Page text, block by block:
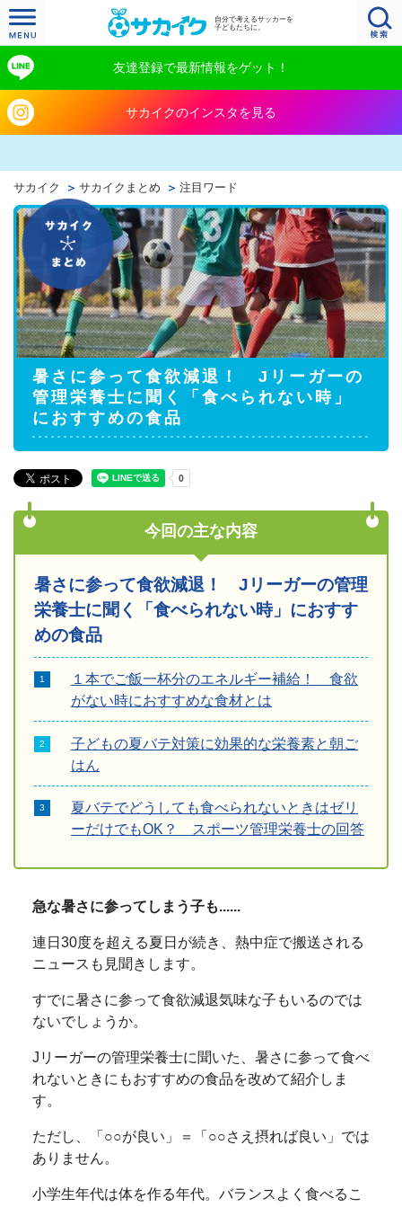
自分で考えるサッカーを
子どもたちに。
友達登録で最新情報をゲット！
サカイクのインスタを見る
サカイク サカイクまとめ 注目ワード
暑さに参って食欲減退！ Jリーガーの
管理栄養士に聞く「食べられない時」
におすすめの食品
今回の主な内容
暑さに参って食欲減退！ Jリーガーの管理
栄養士に聞く「食べられない時」におすす
めの食品
１本でご飯一杯分のエネルギー補給！ 食欲
がない時におすすめな食材とは
子どもの夏バテ対策に効果的な栄養素と朝ご
はん
夏バテでどうしても食べられないときはゼリ
ーだけでもOK？ スポーツ管理栄養士の回答
急な暑さに参ってしまう子も......
連日30度を超える夏日が続き、熱中症で搬送される
ニュースも見聞きします。
すでに暑さに参って食欲減退気味な子もいるのでは
ないでしょうか。
Jリーガーの管理栄養士に聞いた、暑さに参って食べ
れないときにもおすすめの食品を改めて紹介しま
す。
ただし、「○○が良い」＝「○○さえ摂れば良い」では
ありません。
小学生年代は体を作る年代。バランスよく食べるこ